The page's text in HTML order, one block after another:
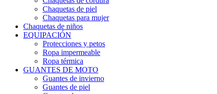
Chaquetas de piel
Chaquetas para mujer
Chaquetas de niños
EQUIPACIÓN
Protecciones y petos
Ropa impermeable
Ropa térmica
GUANTES DE MOTO
Guantes de invierno
Guantes de piel